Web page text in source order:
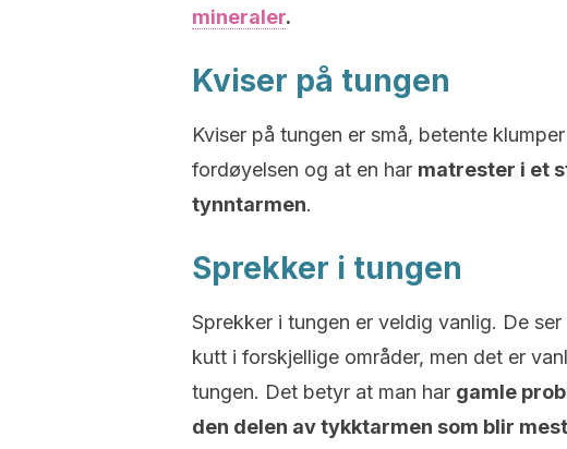
mineraler.
Kviser på tungen
Kviser på tungen er små, betente
fordøyelsen og at en har matrester i et
tynntarmen.
Sprekker i tungen
Sprekker i tungen er veldig vanlig. De
kutt i forskjellige områder, men det er
tungen. Det betyr at man har gamle
den delen av tykktarmen som blir